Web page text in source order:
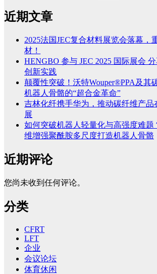
近期文章
2025法国JEC复合材料展览会落幕，
材！
HENGBO 参与 JEC 2025 国际展会
创新实践
颠覆性突破！沃特Wouper®PPA及其
机器人骨骼的“超合金革命”
吉林化纤携手华为，推动碳纤维产品
展
如何突破机器人轻量化与高强度难题
维增强聚酰胺多尺度打造机器人骨骼
近期评论
您尚未收到任何评论。
分类
CFRT
LFT
企业
会议论坛
体育休闲